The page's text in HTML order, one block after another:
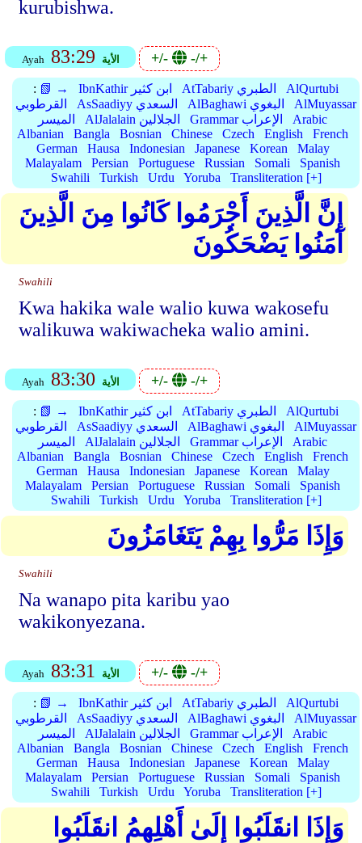
kurubishwa.
Ayah 83:29 الأية +/- -/+
: 📗 → IbnKathir ابن كثير AtTabariy الطبري
AlQurtubi
القرطوبي
AsSaadiyy السعدي AlBaghawi البغوي
AlMuyassar
الميسر
AlJalalain الجلالين Grammar الإعراب
Arabic
Albanian
Bangla Bosnian Chinese Czech English
French
German
Hausa Indonesian Japanese Korean
Malay
Malayalam
Persian Portuguese Russian Somali
Spanish
Swahili
Turkish Urdu Yoruba Transliteration [+]
إِنَّ الَّذِينَ أَجْرَمُوا كَانُوا مِنَ الَّذِينَ
آمَنُوا يَضْحَكُونَ
Swahili
Kwa hakika wale walio kuwa wakosefu
walikuwa wakiwacheka walio amini.
Ayah 83:30 الأية +/- -/+
: 📗 → IbnKathir ابن كثير AtTabariy الطبري
AlQurtubi
القرطوبي
AsSaadiyy السعدي AlBaghawi البغوي
AlMuyassar
الميسر
AlJalalain الجلالين Grammar الإعراب
Arabic
Albanian
Bangla Bosnian Chinese Czech English
French
German
Hausa Indonesian Japanese Korean
Malay
Malayalam
Persian Portuguese Russian Somali
Spanish
Swahili
Turkish Urdu Yoruba Transliteration [+]
وَإِذَا مَرُّوا بِهِمْ يَتَغَامَزُونَ
Swahili
Na wanapo pita karibu yao
wakikonyezana.
Ayah 83:31 الأية +/- -/+
: 📗 → IbnKathir ابن كثير AtTabariy الطبري
AlQurtubi
القرطوبي
AsSaadiyy السعدي AlBaghawi البغوي
AlMuyassar
الميسر
AlJalalain الجلالين Grammar الإعراب
Arabic
Albanian
Bangla Bosnian Chinese Czech English
French
German
Hausa Indonesian Japanese Korean
Malay
Malayalam
Persian Portuguese Russian Somali
Spanish
Swahili
Turkish Urdu Yoruba Transliteration [+]
وَإِذَا انقَلَبُوا إِلَىٰ أَهْلِهِمُ انقَلَبُوا